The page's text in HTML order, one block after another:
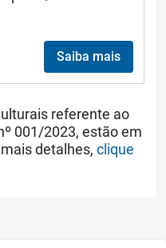
Saiba mais
referente ao
001/2023, estão em
detalhes, clique